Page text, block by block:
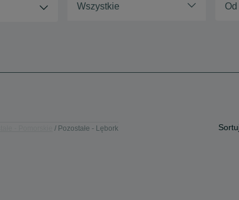
Wszystkie
Pozostałe - Lębork